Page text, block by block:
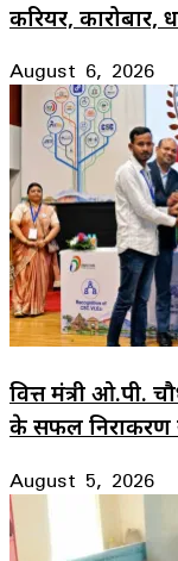
करियर, कारोबार,
August 6, 2026
वित्त मंत्री ओ.पी.
के सफल निराकरण
August 5, 2026